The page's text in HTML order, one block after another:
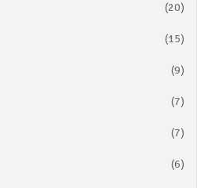
(20)
(15)
(9)
(7)
(7)
(6)